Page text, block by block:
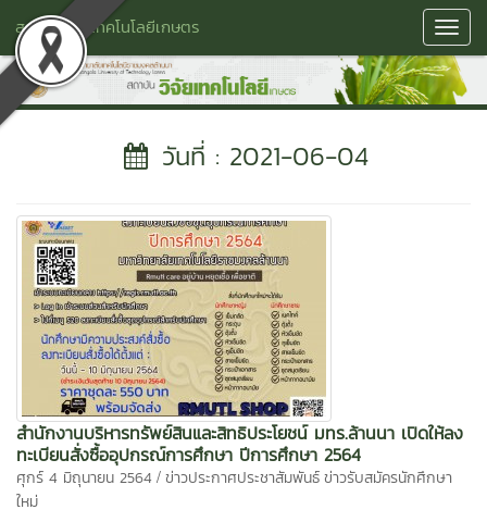
สถาบันวิจัยเทคโนโลยีเกษตร
วันที่ : 2021-06-04
สำนักงานบริหารทรัพย์สินและสิทธิประโยชน์ มทร.ล้านนา เปิดให้ลง
ทะเบียนสั่งซื้ออุปกรณ์การศึกษา ปีการศึกษา 2564
ศุกร์ 4 มิถุนายน 2564 / ข่าวประกาศประชาสัมพันธ์ข่าวรับสมัครนักศึกษา
ใหม่